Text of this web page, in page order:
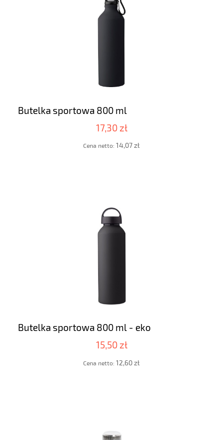
Butelka sportowa 800 ml
17,30 zł
Cena netto: 14,07 zł
Butelka sportowa 800 ml - eko
15,50 zł
Cena netto: 12,60 zł